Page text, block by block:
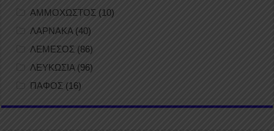
ΑΜΜΟΧΩΣΤΟΣ (10)
ΛΑΡΝΑΚΑ(40)
ΛΕΜΕΣΟΣ (86)
ΛΕΥΚΩΣΙΑ (96)
ΠΑΦΟΣ (16)